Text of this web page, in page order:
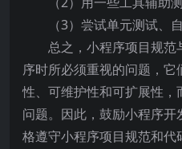
（3）尝试单元测试、
总之，小程序项目规范
序时所必须重视的问题，
性、可维护性和可扩展性
问题。因此，鼓励小程序
格遵守小程序项目规范和